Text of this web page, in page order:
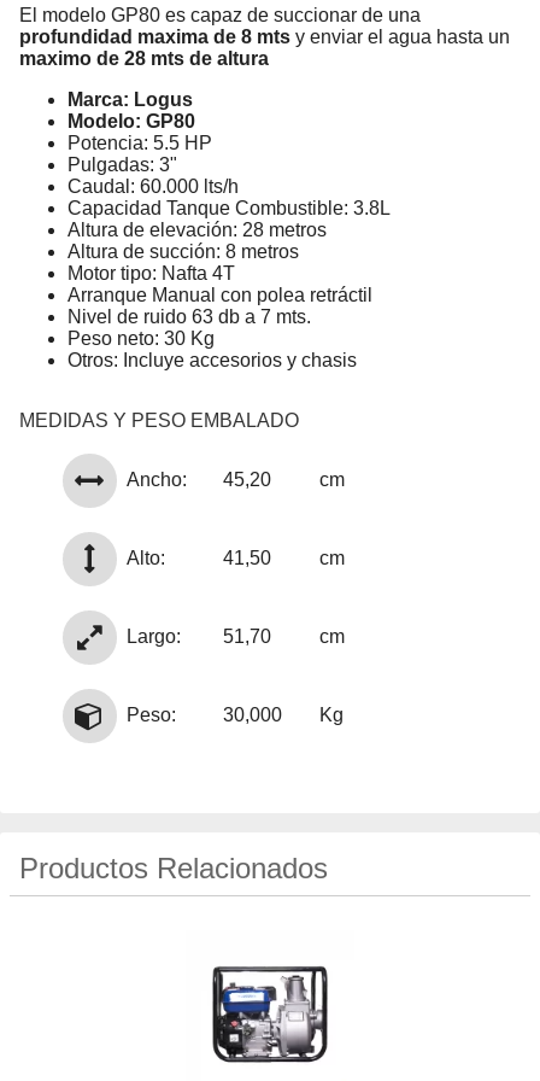
El modelo GP80 es capaz de succionar de una
profundidad maxima de 8 mts y enviar el agua hasta un
maximo de 28 mts de altura
Marca: Logus
Modelo: GP80
Potencia: 5.5 HP
Pulgadas: 3"
Caudal: 60.000 lts/h
Capacidad Tanque Combustible: 3.8L
Altura de elevación: 28 metros
Altura de succión: 8 metros
Motor tipo: Nafta 4T
Arranque Manual con polea retráctil
Nivel de ruido 63 db a 7 mts.
Peso neto: 30 Kg
Otros: Incluye accesorios y chasis
MEDIDAS Y PESO EMBALADO
Ancho: 45,20 cm
Alto: 41,50 cm
Largo: 51,70 cm
Peso: 30,000 Kg
Productos Relacionados